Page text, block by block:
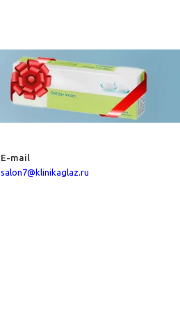
E-mail
salon7@klinikaglaz.ru